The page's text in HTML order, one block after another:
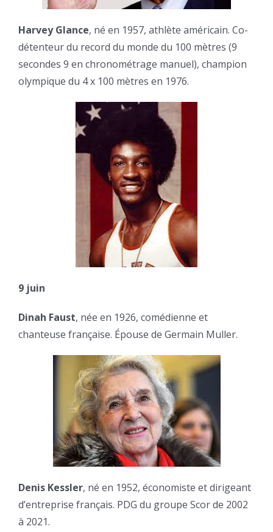
Harvey Glance, né en 1957, athlète américain. Co-
détenteur du record du monde du 100 mètres (9
secondes 9 en chronométrage manuel), champion
olympique du 4 x 100 mètres en 1976.
9 juin
Dinah Faust, née en 1926, comédienne et
chanteuse française. Épouse de Germain Muller.
Denis Kessler, né en 1952, économiste et dirigeant
d’entreprise français. PDG du groupe Scor de 2002
à 2021.